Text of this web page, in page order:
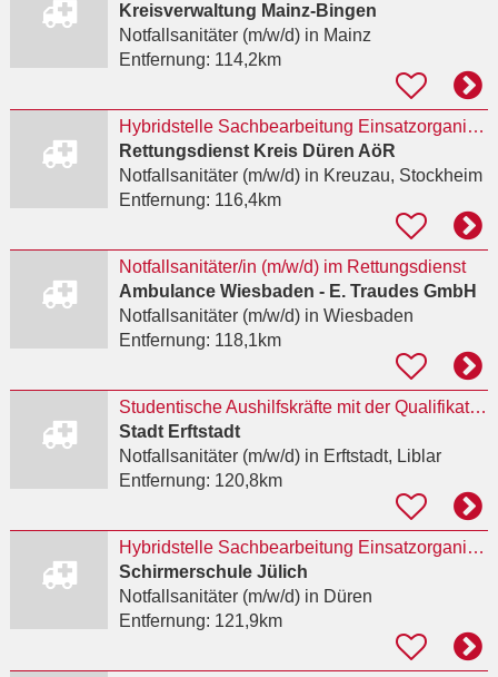
Kreisverwaltung Mainz-Bingen
Notfallsanitäter (m/w/d)in Mainz
Entfernung: 114,2km
Hybridstelle Sachbearbeitung Einsatzorganisation / Notfallsanitäter/-in (m/w/d)
Rettungsdienst Kreis Düren AöR
Notfallsanitäter (m/w/d)in Kreuzau, Stockheim
Entfernung: 116,4km
Notfallsanitäter/in (m/w/d) im Rettungsdienst
Ambulance Wiesbaden - E. Traudes GmbH
Notfallsanitäter (m/w/d)in Wiesbaden
Entfernung: 118,1km
Studentische Aushilfskräfte mit der Qualifikation Notfallsanitäter:in (m/w/d)
Stadt Erftstadt
Notfallsanitäter (m/w/d)in Erftstadt, Liblar
Entfernung: 120,8km
Hybridstelle Sachbearbeitung Einsatzorganisation / Notfallsanitäter/-in (m/w/d)
Schirmerschule Jülich
Notfallsanitäter (m/w/d)in Düren
Entfernung: 121,9km